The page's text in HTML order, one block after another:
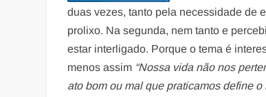
duas vezes, tanto pela necessidade de
prolixo. Na segunda, nem tanto e
estar interligado. Porque o tema é
menos assim “Nossa vida não nos
ato bom ou mal que praticamos define o